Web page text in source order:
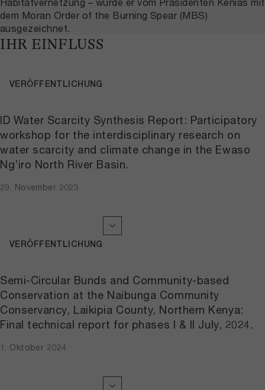
dem Moran Order of the Burning Spear (MBS)
ausgezeichnet.
IHR EINFLUSS
ID Water Scarcity Synthesis Report: Participatory
workshop for the interdisciplinary research on
water scarcity and climate change in the Ewaso
Ng’iro North River Basin.
29. November 2023
VERÖFFENTLICHUNG
Semi-Circular Bunds and Community-based
Conservation at the Naibunga Community
Conservancy, Laikipia County, Northern Kenya:
Final technical report for phases I & II July, 2024.
1. Oktober 2024
VERÖFFENTLICHUNG